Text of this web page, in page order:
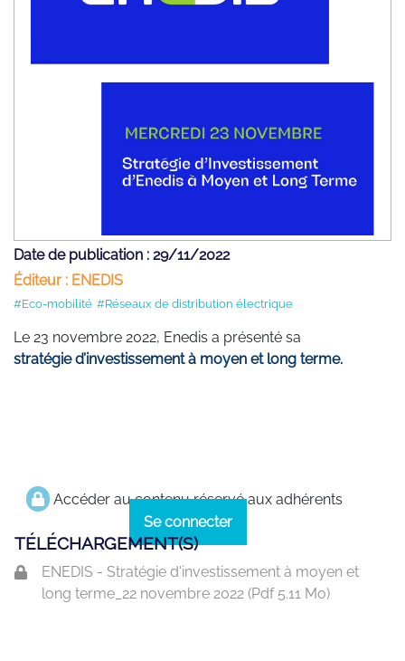
Date de publication : 29/11/2022
Éditeur : ENEDIS
#Eco-mobilité #Réseaux de distribution électrique
Le 23 novembre 2022, Enedis a présenté sa
stratégie d’investissement à moyen et long terme.
Accéder au contenu réservé aux adhérents
Se connecter
TÉLÉCHARGEMENT(S)
ENEDIS - Stratégie d'investissement à moyen et
long terme_22 novembre 2022 (Pdf5.11 Mo)